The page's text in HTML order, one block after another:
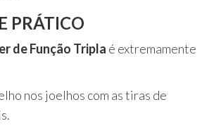
PRÁTICO
de Função Tripla é extremamente
nos joelhos com as tiras de